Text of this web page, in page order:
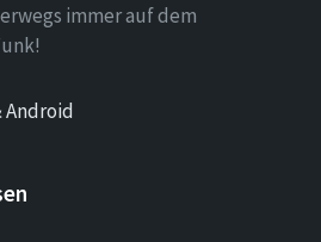
immer auf dem
Android